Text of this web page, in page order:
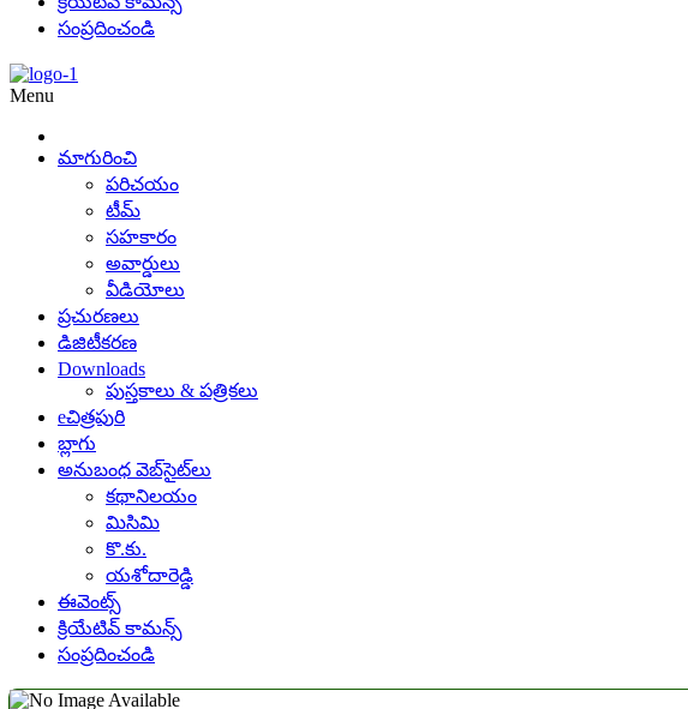
సంప్రదించండి
Menu
మాగురించి
పరిచయం
టీమ్
సహకారం
అవార్డులు
వీడియోలు
ప్రచురణలు
డిజిటీకరణ
Downloads
పుస్తకాలు & పత్రికలు
eచిత్రపురి
బ్లాగు
అనుబంధ వెబ్‌సైట్‌లు
కథానిలయం
మిసిమి
కొ.కు.
యశోదారెడ్డి
ఈవెంట్స్
క్రియేటివ్ కామన్స్
సంప్రదించండి